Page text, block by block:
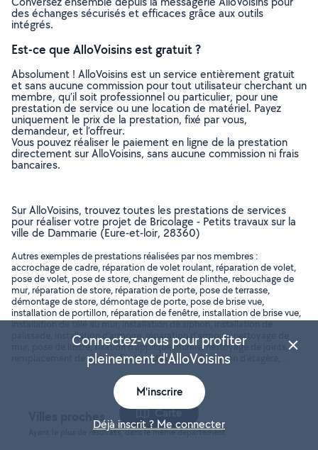
des échanges sécurisés et efficaces grâce aux outils
intégrés.
Est-ce que AlloVoisins est gratuit ?
Absolument ! AlloVoisins est un service entièrement gratuit
et sans aucune commission pour tout utilisateur cherchant un
membre, qu’il soit professionnel ou particulier, pour une
prestation de service ou une location de matériel. Payez
uniquement le prix de la prestation, fixé par vous,
demandeur, et l’offreur.
Vous pouvez réaliser le paiement en ligne de la prestation
directement sur AlloVoisins, sans aucune commission ni frais
bancaires.
Sur AlloVoisins, trouvez toutes les prestations de services
pour réaliser votre projet de Bricolage - Petits travaux sur la
ville de Dammarie (Eure-et-loir, 28360)
Autres exemples de prestations réalisées par nos membres :
accrochage de cadre, réparation de volet roulant, réparation de volet,
pose de volet, pose de store, changement de plinthe, rebouchage de
mur, réparation de store, réparation de porte, pose de terrasse,
démontage de store, démontage de porte, pose de brise vue,
installation de portillon, réparation de fenêtre, installation de brise vue,
installation de télé au mur, installation de siphon, installation de
palissade, installation d'armoire, réparation d'armoire, nettoyage de
mur, pose de lustre, fixation d'applique murale, nettoyage de joints,
remplacement de siphon, fixation d'étagère, réparation d'étagère, ..
Villes proches
Ayant le plus de résultats, dans le même département
Carte
Connectez-vous pour profiter
pleinement d'AlloVoisins
M'inscrire
Déjà inscrit ? Me connecter